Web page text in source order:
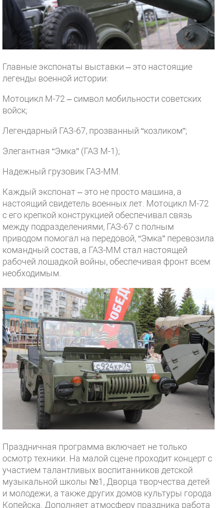
Главные экспонаты выставки – это настоящие
легенды военной истории:
Мотоцикл М-72 – символ мобильности советских
войск;
Легендарный ГАЗ-67, прозванный “козликом”;
Элегантная “Эмка” (ГАЗ М-1);
Надежный грузовик ГАЗ-ММ.
Каждый экспонат – это не просто машина, а
настоящий свидетель военных лет. Мотоцикл М-72
с его крепкой конструкцией обеспечивал связь
между подразделениями, ГАЗ-67 с полным
приводом помогал на передовой, “Эмка” перевозила
командный состав, а ГАЗ-ММ стал настоящей
рабочей лошадкой войны, обеспечивая фронт всем
необходимым.
Праздничная программа включает не только
осмотр техники. На малой сцене проходит концерт с
участием талантливых воспитанников детской
музыкальной школы №1, Дворца творчества детей
и молодежи, а также других домов культуры города
Копейска. Дополняет атмосферу праздника работа